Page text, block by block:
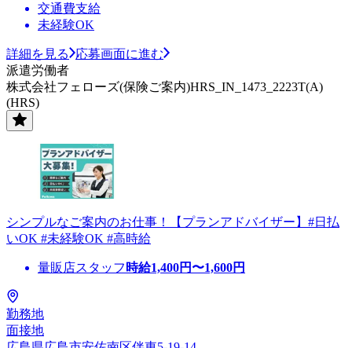
交通費支給
未経験OK
詳細を見る
応募画面に進む
派遣労働者
株式会社フェローズ(保険ご案内)HRS_IN_1473_2223T(A)
(HRS)
シンプルなご案内のお仕事！【プランアドバイザー】#日払
いOK #未経験OK #高時給
量販店スタッフ 時給1,400円〜1,600円
勤務地
面接地